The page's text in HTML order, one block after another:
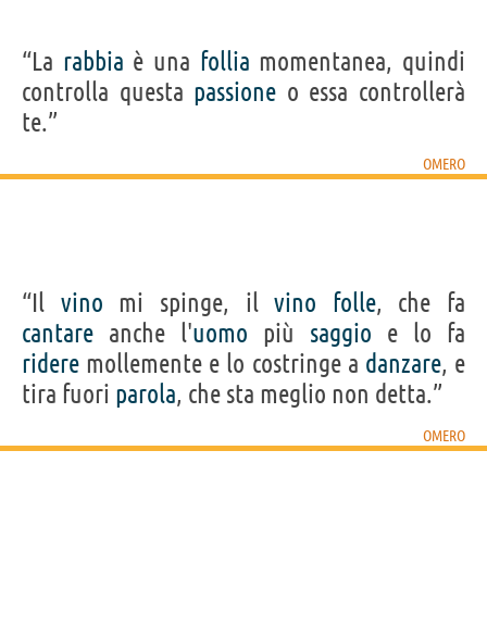
Personaggi affini perPROFESSIONE CONTENUTI
“La rabbia è una follia momentanea, quindi
controlla questa passione o essa controllerà
te.”
OMERO
“Il vino mi spinge, ilvino folle, che fa
cantare anche l'uomo più saggio e lo fa
ridere mollemente e lo costringe a danzare, e
tira fuori parola, che sta meglio non detta.”
OMERO